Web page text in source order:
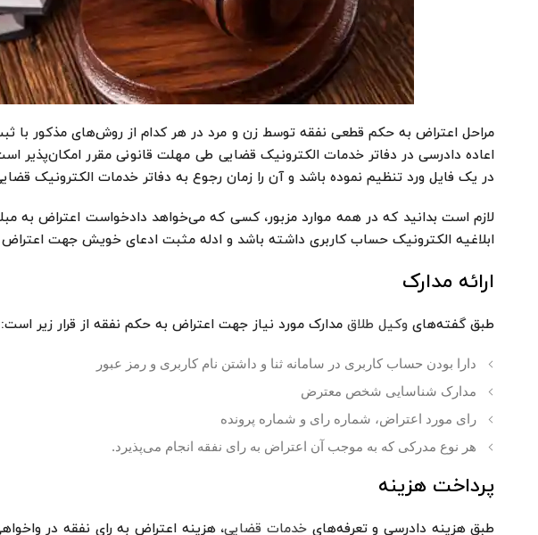
مراحل اعتراض به حکم قطعی نفقه توسط زن و مرد در هر کدام از روش‌های مذکور با
اعاده دادرسی در دفاتر خدمات الکترونیک قضایی طی مهلت قانونی مقرر امکان‌پذیر
در یک فایل ورد تنظیم نموده باشد و آن را زمان رجوع به دفاتر خدمات الکترونیک
لازم است بدانید که در همه موارد مزبور، کسی که می‌خواهد دادخواست اعتراض به
ابلاغیه الکترونیک حساب کاربری داشته باشد و ادله مثبت ادعای خویش جهت
ارائه مدارک
طبق گفته‌های وکیل طلاقمدارک مورد نیاز جهت اعتراض به حکم نفقه از قرار زیر است:
دارا بودن حساب کاربری در سامانه ثنا و داشتن نام کاربری و رمز عبور
مدارک شناسایی شخص معترض
رای مورد اعتراض، شماره رای و شماره پرونده
هر نوع مدرکی که به موجب آن اعتراض به رای نفقه انجام می‌پذیرد.
پرداخت هزینه
طبق هزینه دادرسی و تعرفه‌های خدمات قضایی، هزینه اعتراض به رای نفقه در